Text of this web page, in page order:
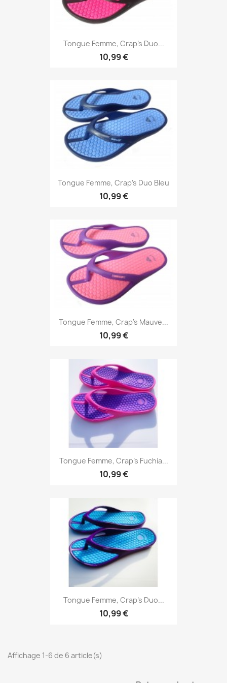
Tongue Femme, Crap's Duo...
10,99 €
Tongue Femme, Crap's Duo Bleu
10,99 €
Tongue Femme, Crap's Mauve...
10,99 €
Tongue Femme, Crap's Fuchia...
10,99 €
Tongue Femme, Crap's Duo...
10,99 €
Affichage 1-6 de 6 article(s)